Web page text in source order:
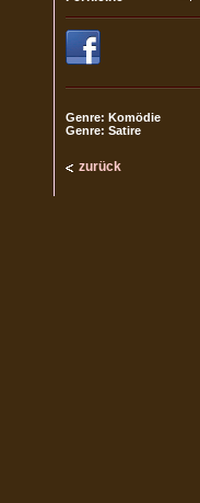
Genre: Komödie
Genre: Satire
zurück